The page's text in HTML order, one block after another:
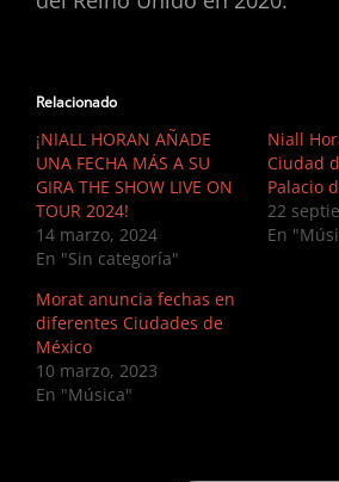
Relacionado
¡NIALL HORAN AÑADE
UNA FECHA MÁS A SU
GIRA THE SHOW LIVE ON
TOUR 2024!
14 marzo, 2024
En "Sin categoría"
Niall
Ciudad
Palacio
22
En
Morat anuncia fechas en
diferentes Ciudades de
México
10 marzo, 2023
En "Música"